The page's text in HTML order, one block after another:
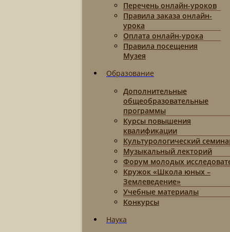
Перечень онлайн-уроков
Правила заказа онлайн-
урока
Оплата онлайн-урока
Правила посещения
Музея
Образование
Дополнительные
общеобразовательные
программы
Курсы повышения
квалификации
Культурологический
Музыкальный лекторий
Форум молодых
Кружок «Школа юных –
Землеведение»
Учебные материалы
Конкурсы
Наука